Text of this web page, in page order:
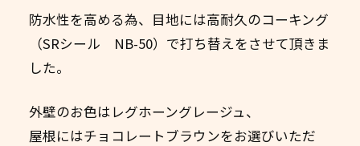
防水性を高める為、目地には高耐久のコーキング
（SRシール NB-50）で打ち替えをさせて頂きま
した。
外壁のお色はレグホーングレージュ、
屋根にはチョコレートブラウンをお選びいただ